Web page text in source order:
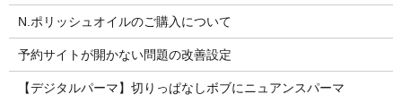
N.ポリッシュオイルのご購入について
予約サイトが開かない問題の改善設定
【デジタルパーマ】切りっぱなしボブにニュアンスパーマ